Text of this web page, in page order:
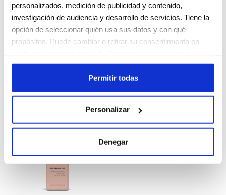
personalizados, medición de publicidad y contenido,
investigación de audiencia y desarrollo de servicios. Tiene la
opción de seleccionar quién usa sus datos y con qué
propósitos. Puede cambiar o retirar su consentimiento en
clicando en el Menú de consentimiento.
Si lo permite, también quisiéramos:
que puede tener una precisión de varios metros
Identificar su dispositivo analizándolo activamente
para buscar características específicas (huellas
Obtenga más información sobre cómo se procesan sus
datos personales y establezca sus preferencias en la
sección de datos
Permitir todas
Personalizar
Denegar
CO-WASH RE.STORE
Valorado
con
5.00
42,00
Seleccionar opciones
SPRAY SIN ACLARADO
EVERLASTING.COLOUR
LEAVE-IN
42,00€
Seleccionar opciones